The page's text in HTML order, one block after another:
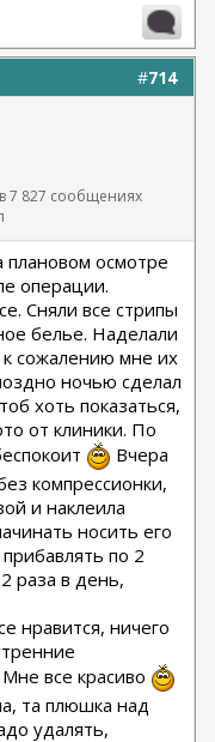
#714
7 827 сообщениях
осмотре
операции.
Сняли все стрипы
белье. Наделали
сожалению мне их
ночью сделал
хоть показаться,
от клиники. По
Вчера
компрессионки,
и наклеила
носить его
по 2
раза в день,
нравится, ничего
все красиво
та плюшка над
удалять,